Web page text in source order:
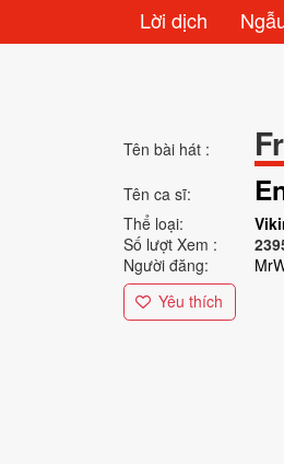
Lời dịch
Tên bài hát :
Tên ca sĩ:
Thể loại:
Số lượt Xem :
Người đăng:
Yêu thích